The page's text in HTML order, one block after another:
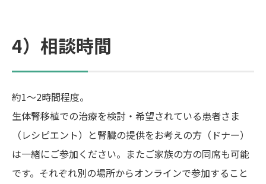
4）相談時間
約1～2時間程度。
生体腎移植での治療を検討・希望されている患者さま
（レシピエント）と腎臓の提供をお考えの方（ドナー）
は一緒にご参加ください。またご家族の方の同席も可能
です。それぞれ別の場所からオンラインで参加すること